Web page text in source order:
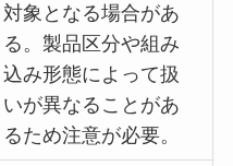
対象となる場合があ
る。製品区分や組み
込み形態によって扱
いが異なることがあ
るため注意が必要。